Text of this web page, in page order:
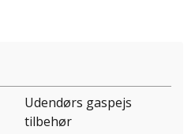
Udendørs gaspejs
tilbehør